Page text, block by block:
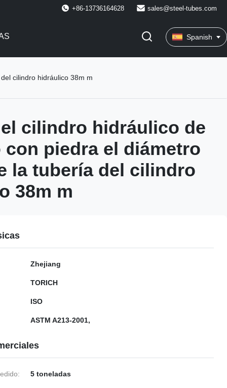
+86-13736164628 sales@steel-tubes.com
Spanish
cilindro hidráulico 38m m
cilindro hidráulico de
con piedra el diámetro
la tubería del cilindro
38m m
Zhejiang
TORICH
ISO
ASTM A213-2001,
5 toneladas